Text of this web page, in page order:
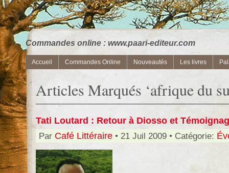
Commandes online : www.paari-editeur.com
Accueil Commandes Online Nouveautés Les livres
Articles Marqués ‘afrique du
Tati Loutard : Retour à Diosso et
Par Café Littéraire • 21 Juil 2009 • Catégorie: